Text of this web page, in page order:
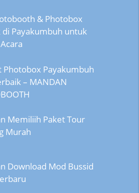
& Photobox
di Payakumbuh untuk
Photobox Payakumbuh
– MANDAN
Memiliih Paket Tour
Murah
Download Mod Bussid